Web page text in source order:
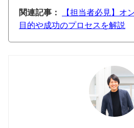
関連記事：
【担当者必見】オ
目的や成功のプロセスを解説